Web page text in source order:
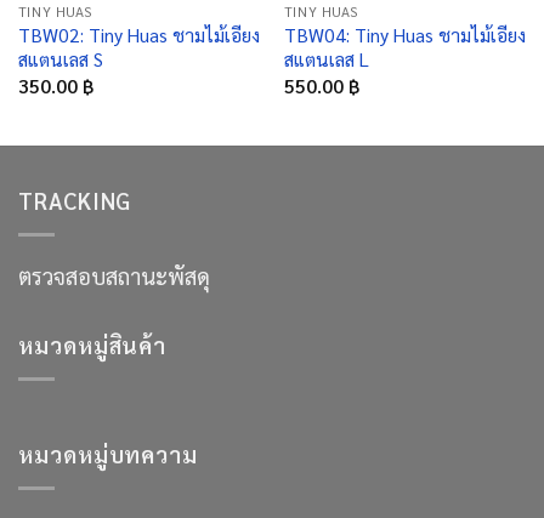
TINY HUAS
TBW02: Tiny Huas ชามไม้เอียง
สแตนเลส S
350.00 ฿
TINY HUAS
TBW04: Tiny Huas ชามไม้เอียง
สแตนเลส L
550.00 ฿
TRACKING
ตรวจสอบสถานะพัสดุ
หมวดหมู่สินค้า
หมวดหมู่บทความ